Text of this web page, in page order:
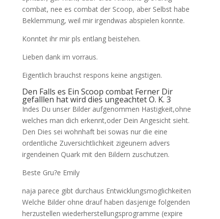
combat, nee es combat der Scoop, aber Selbst habe
Beklemmung, weil mir irgendwas abspielen konnte.
Konntet ihr mir pls entlang beistehen.
Lieben dank im vorraus.
Eigentlich brauchst respons keine angstigen.
Den Falls es Ein Scoop combat Ferner Dir
gefalllen hat wird dies ungeachtet O. K. 3
Indes Du unser Bilder aufgenommen Hastigkeit,ohne
welches man dich erkennt,oder Dein Angesicht sieht.
Den Dies sei wohnhaft bei sowas nur die eine
ordentliche Zuversichtlichkeit zigeunern advers
irgendeinen Quark mit den Bildern zuschutzen.
Beste Gru?e Emily
naja parece gibt durchaus Entwicklungsmoglichkeiten
Welche Bilder ohne drauf haben dasjenige folgenden
herzustellen wiederherstellungsprogramme (expire